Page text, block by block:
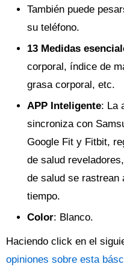
También puede
su teléfono.
13 Medidas
corporal, índice de
grasa corporal, etc.
APP Inteligente: La
sincroniza con
Google Fit y Fitbit,
de salud
de salud se rastrean
tiempo.
Color: Blanco.
Haciendo click en el
opiniones sobre esta